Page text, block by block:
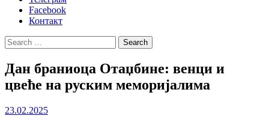
Facebook
Контакт
Search
for:
Дан браниоца Отаџбине: венци и
цвеће на руским меморијалима
23.02.2025